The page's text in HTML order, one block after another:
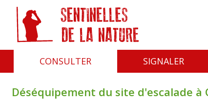
CONSULTER SIGNALER
Déséquipement du site d'escalade à
Panneau de gestion des cookies